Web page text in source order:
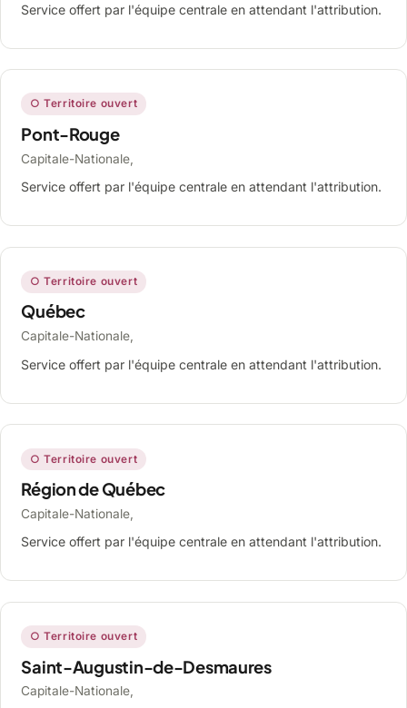
Service offert par l'équipe centrale en attendant l'attribution.
○ Territoire ouvert
Pont-Rouge
Capitale-Nationale,
Service offert par l'équipe centrale en attendant l'attribution.
○ Territoire ouvert
Québec
Capitale-Nationale,
Service offert par l'équipe centrale en attendant l'attribution.
○ Territoire ouvert
Région de Québec
Capitale-Nationale,
Service offert par l'équipe centrale en attendant l'attribution.
○ Territoire ouvert
Saint-Augustin-de-Desmaures
Capitale-Nationale,